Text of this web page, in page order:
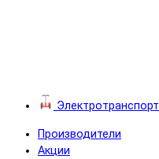
Электротранспорт
Производители
Акции